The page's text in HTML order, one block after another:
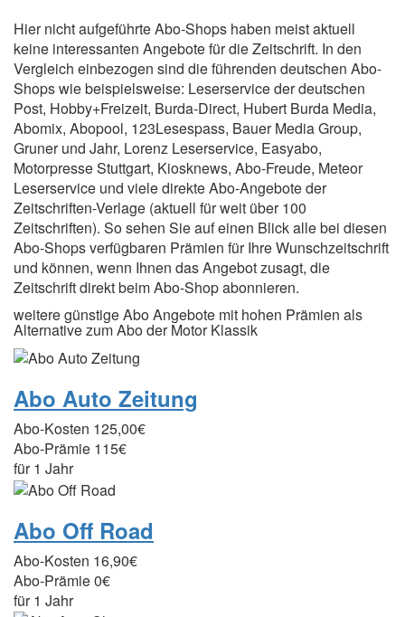
Hier nicht aufgeführte Abo-Shops haben meist aktuell
keine interessanten Angebote für die Zeitschrift. In den
Vergleich einbezogen sind die führenden deutschen Abo-
Shops wie beispielsweise: Leserservice der deutschen
Post, Hobby+Freizeit, Burda-Direct, Hubert Burda Media,
Abomix, Abopool, 123Lesespass, Bauer Media Group,
Gruner und Jahr, Lorenz Leserservice, Easyabo,
Motorpresse Stuttgart, Kiosknews, Abo-Freude, Meteor
Leserservice und viele direkte Abo-Angebote der
Zeitschriften-Verlage (aktuell für weit über 100
Zeitschriften). So sehen Sie auf einen Blick alle bei diesen
Abo-Shops verfügbaren Prämien für Ihre Wunschzeitschrift
und können, wenn Ihnen das Angebot zusagt, die
Zeitschrift direkt beim Abo-Shop abonnieren.
weitere günstige Abo Angebote mit hohen Prämien als
Alternative zum Abo der Motor Klassik
Abo Auto Zeitung
Abo-Kosten 125,00€
Abo-Prämie 115€
für 1 Jahr
Abo Off Road
Abo-Kosten 16,90€
Abo-Prämie0€
für 1 Jahr